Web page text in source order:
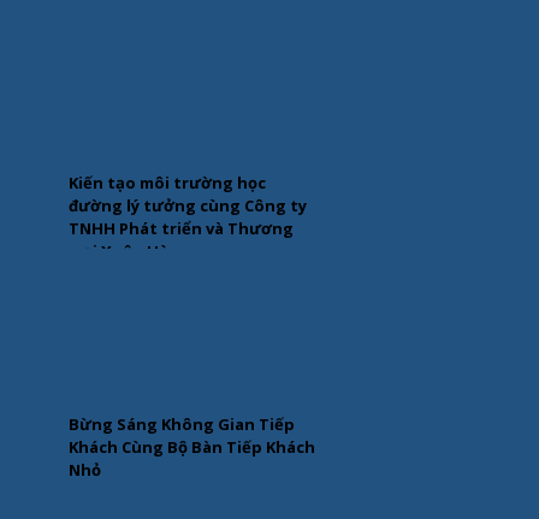
Kiến tạo môi trường học
đường lý tưởng cùng Công ty
TNHH Phát triển và Thương
mại Xuân Hòa
Bừng Sáng Không Gian Tiếp
Khách Cùng Bộ Bàn Tiếp Khách
Nhỏ